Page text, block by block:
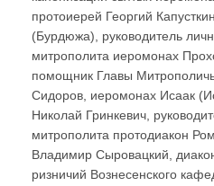
протоиерей Георгий
(Бурдюжа), руководитель
митрополита иеромонах
помощник Главы
Сидоров, иеромонах Исаак
Николай Гринкевич,
митрополита протодиакон
Владимир Сыровацкий,
ризничий Вознесенского